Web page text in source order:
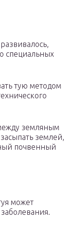
специальных
тую методом
земляным
землей,
почвенный
может